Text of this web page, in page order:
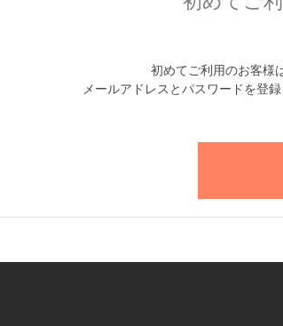
初めてご利用のお客様
メールアドレスとパスワードを登